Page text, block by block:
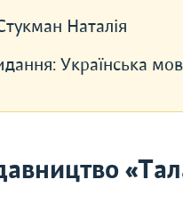
Наталія
Українська